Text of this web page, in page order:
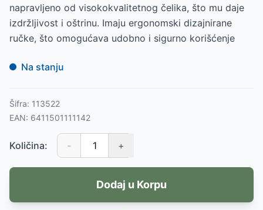
napravljeno od visokokvalitetnog čelika, što mu daje
izdržljivost i oštrinu. Imaju ergonomski dizajnirane
ručke, što omogućava udobno i sigurno korišćenje
Na stanju
Šifra: 113522
EAN: 6411501111142
Količina: - +
Dodaj u Korpu